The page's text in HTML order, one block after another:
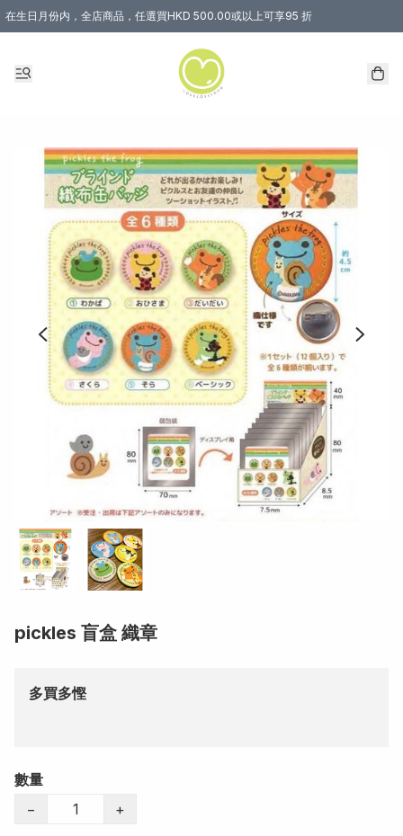
在生日月份内，全店商品，任選買HKD 500.00或以上可享95 折
pickles 盲盒 織章
多買多慳
數量
−
+